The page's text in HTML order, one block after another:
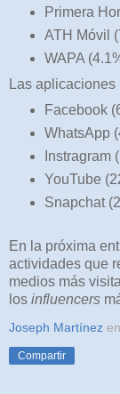
Primera
ATH Móvil
WAPA
Las
Facebook
WhatsApp
Instragram
YouTube
Snapchat
En la próxima
actividades que
medios más
los influencers
Joseph Martínez en
Compartir